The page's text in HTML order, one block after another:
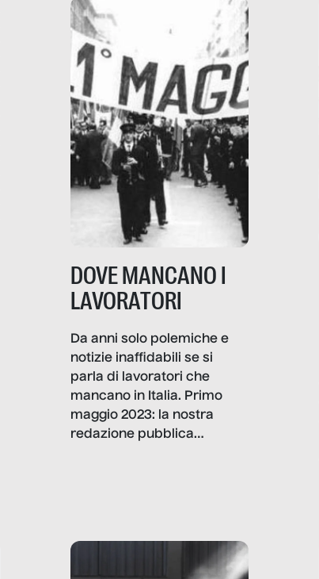
come.
DOVE MANCANO I
LAVORATORI
Da anni solo polemiche e
notizie inaffidabili se si
parla di lavoratori che
mancano in Italia. Primo
maggio 2023: la nostra
redazione pubblica
la sanità, la ristorazione,
la scuola, le fabbriche,